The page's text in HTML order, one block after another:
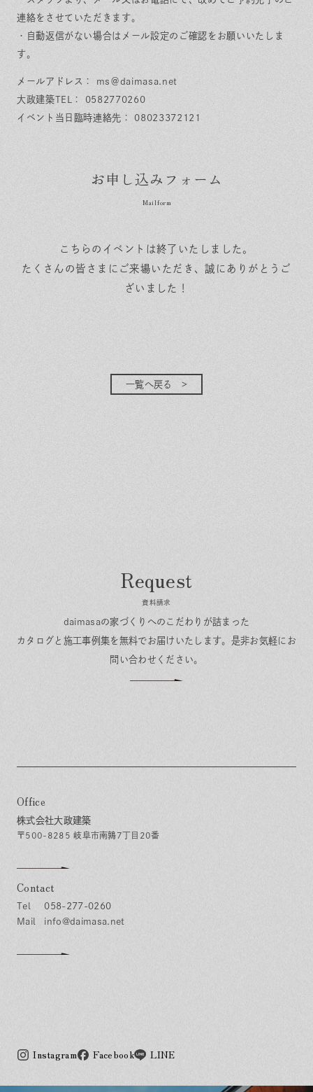
連絡をさせていただきます。
・自動返信がない場合はメール設定のご確認をお願いいたしま
す。
メールアドレス： ms＠daimasa.net
大政建築TEL： 0582770260
イベント当日臨時連絡先： 08023372121
お申し込みフォーム
こちらのイベントは終了いたしました。
たくさんの皆さまにご来場いただき、誠にありがとうご
ざいました！
一覧へ戻る
資料請求
daimasaの家づくりへのこだわりが詰まった
カタログと施工事例集を無料でお届けいたします。 是非お気軽にお
問い合わせください。
Office
株式会社大政建築
〒500-8285 岐阜市南鶉7丁目20番
Contact
058-277-0260
info@daimasa.net
Instagram Facebook LINE